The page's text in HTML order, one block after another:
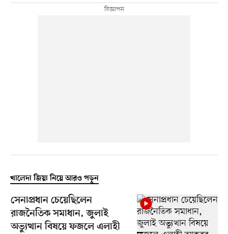
খালেদা জিয়া নিয়ে আরও পড়ুন
সেনাপ্রধান চেয়েছিলেন
রাজনৈতিক সমাধান, জুলাই
অভ্যুত্থান বিষয়ে ফজলে এলাহী